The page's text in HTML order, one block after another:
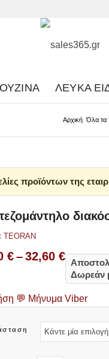
ΛΕΥΚΆ
Αρχική Όλα τα
προϊόντων της
TEORAN
€ – 32,60 €Price
range:
22,30 €
through
Δωρεάν
💬 Μήνυμα Viber